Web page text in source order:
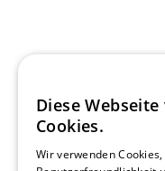
Diese
Cookies.
Wir verwenden